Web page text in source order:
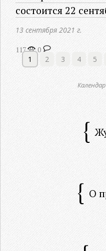
состоится 22
13 сентября 2021 г.
117
0
1
2 3 4 5
О